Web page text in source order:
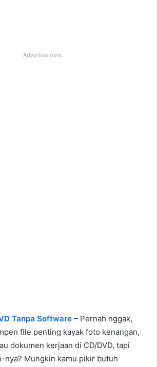
Advertisement
Tanpa Software – Pernah nggak,
file penting kayak foto kenangan,
dokumen kerjaan di CD/DVD, tapi
nya? Mungkin kamu pikir butuh